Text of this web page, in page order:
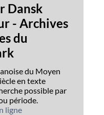
Dansk
- Archives
du
du Moyen
en texte
possible par
période.
ligne